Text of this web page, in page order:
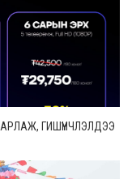
ГИШҮҮНЧЛЭЛДЭЭ